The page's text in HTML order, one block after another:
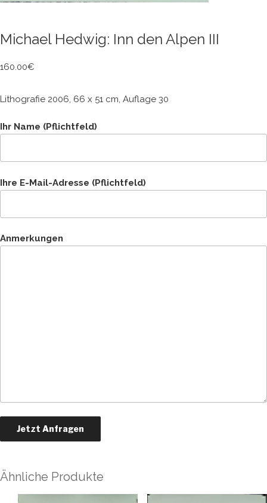
Michael Hedwig: Inn den Alpen III
160.00€
Lithografie 2006, 66 x 51 cm, Auflage 30
Ihr Name (Pflichtfeld)
Ihre E-Mail-Adresse (Pflichtfeld)
Anmerkungen
Ähnliche Produkte